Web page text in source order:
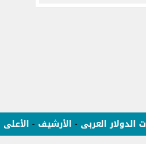
الدولار العربى - الأرشيف - الأعلى